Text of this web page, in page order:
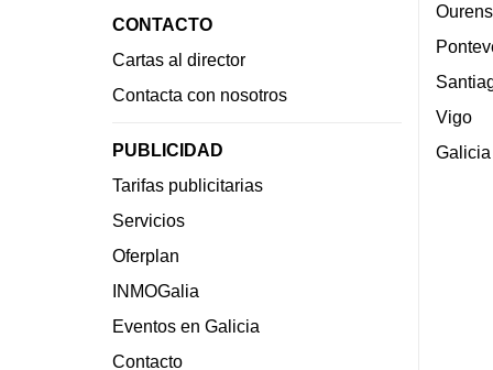
CONTACTO
Cartas al director
Contacta con nosotros
PUBLICIDAD
Tarifas publicitarias
Servicios
Oferplan
INMOGalia
Eventos en Galicia
Contacto
Vigo